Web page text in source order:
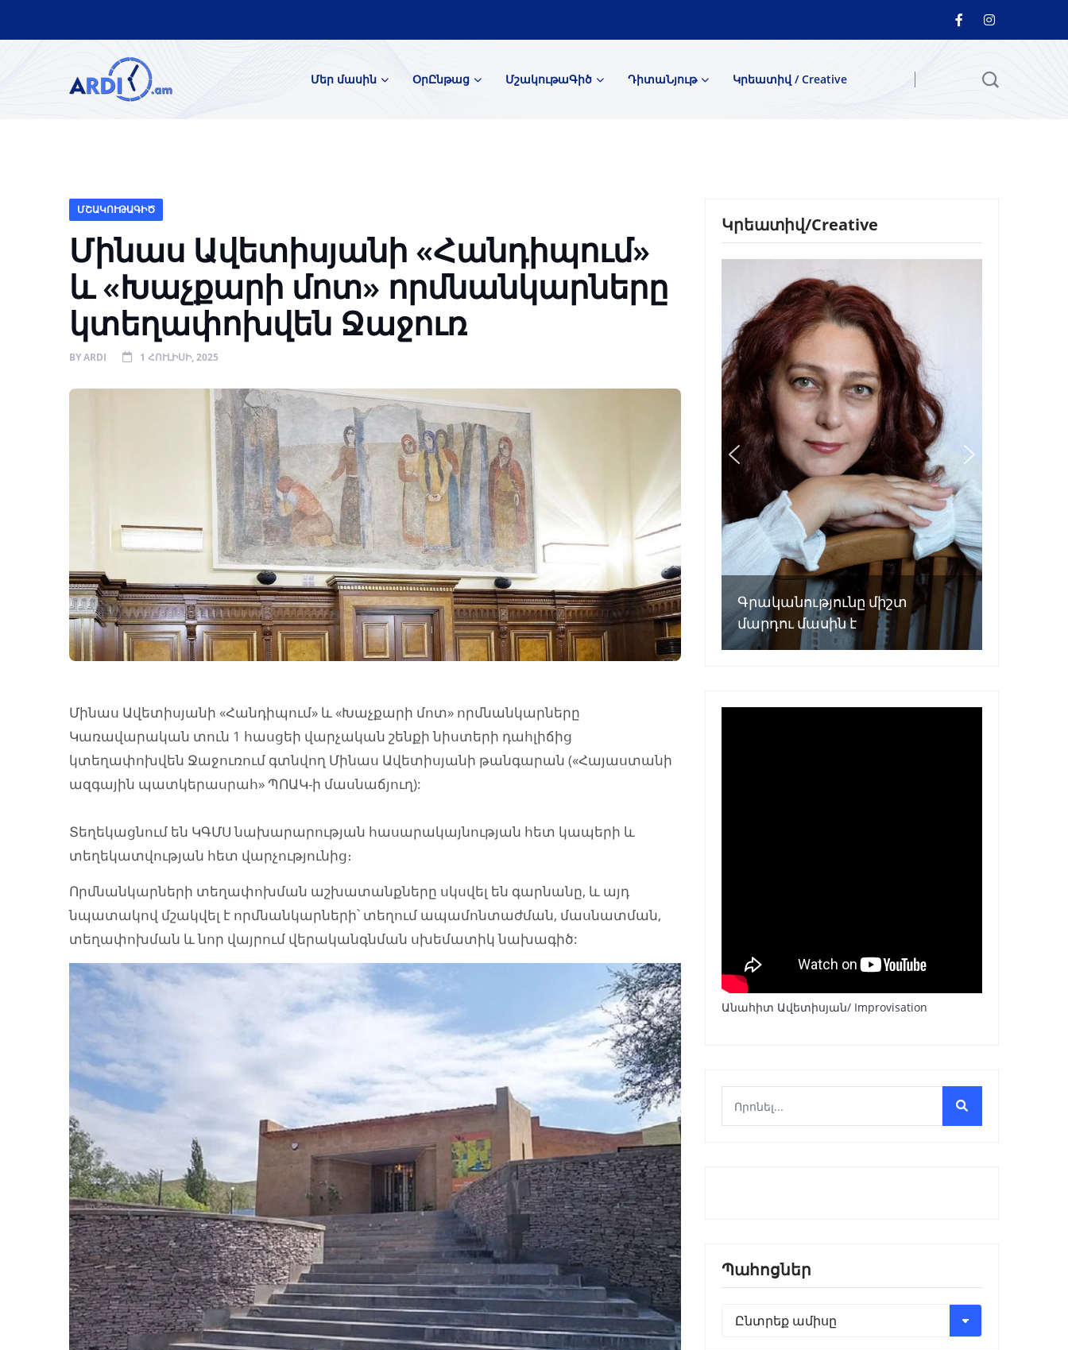
Մեր մասին ՕրԸնթաց ՄշակութաԳիծ ԴիտաՆյութ Կրեատիվ / Creative
ՄՇԱԿՈՒԹԱԳԻԾ
Մինաս Ավետիսյանի «Հանդիպում»
և «Խաչքարի մոտ» որմնանկարները
կտեղափոխվեն Ջաջուռ
BYARDI 1 ՀՈՒԼԻՍԻ, 2025
Մինաս Ավետիսյանի «Հանդիպում» և «Խաչքարի մոտ» որմնանկարները
Կառավարական տուն 1 հասցեի վարչական շենքի նիստերի դահլիճից
կտեղափոխվեն Ջաջուռում գտնվող Մինաս Ավետիսյանի թանգարան («Հայաստանի
ազգային պատկերասրահ» ՊՈԱԿ-ի մասնաճյուղ):
Տեղեկացնում են ԿԳՄՍ նախարարության հասարակայնության հետ կապերի և
տեղեկատվության հետ վարչությունից։
Որմնանկարների տեղափոխման աշխատանքները սկսվել են գարնանը, և այդ
նպատակով մշակվել է որմնանկարների՝ տեղում ապամոնտաժման, մասնատման,
տեղափոխման և նոր վայրում վերականգնման սխեմատիկ նախագիծ:
Կրեատիվ/Creative
Գրականությունը միշտ
մարդու մասին է
Անահիտ Ավետիսյան/ Improvisation
Պահոցներ